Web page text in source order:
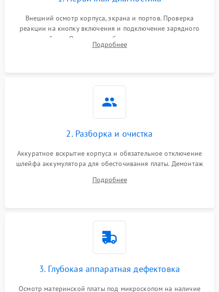
Внешний осмотр корпуса, экрана и портов. Проверка
реакции на кнопку включения и подключение зарядного
устройства. Оценка потребления тока с помощью
лабораторного блока питания для локализации проблемы.
Подробнее
2. Разборка и очистка
Аккуратное вскрытие корпуса и обязательное отключение
шлейфа аккумулятора для обесточивания платы. Демонтаж
высохшей термопасты с кристаллов чипов.
Подробнее
3. Глубокая аппаратная дефектовка
Осмотр материнской платы под микроскопом на наличие